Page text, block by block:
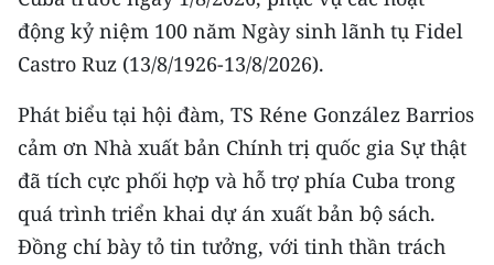
động kỷ niệm 100 năm Ngày sinh lãnh tụ Fidel
Castro Ruz (13/8/1926-13/8/2026).
Phát biểu tại hội đàm, TS Réne González Barrios
cảm ơn Nhà xuất bản Chính trị quốc gia Sự thật
đã tích cực phối hợp và hỗ trợ phía Cuba trong
quá trình triển khai dự án xuất bản bộ sách.
Đồng chí bày tỏ tin tưởng, với tinh thần trách